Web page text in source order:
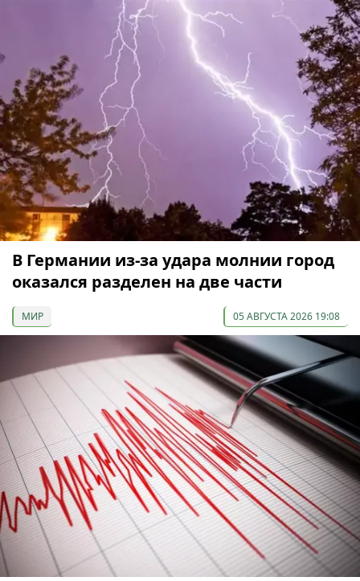
В Германии из-за удара молнии город
оказался разделен на две части
МИР 05 АВГУСТА 2026 19:08